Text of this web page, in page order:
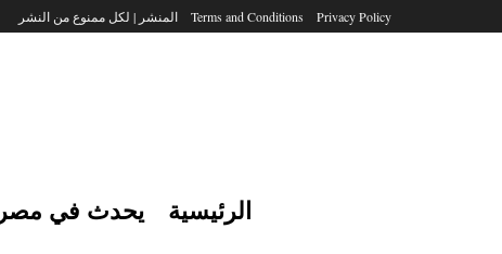
Privacy Policy
Terms and Conditions المنشر | لكل ممنوع من النشر
الرئيسية يحدث في مصر